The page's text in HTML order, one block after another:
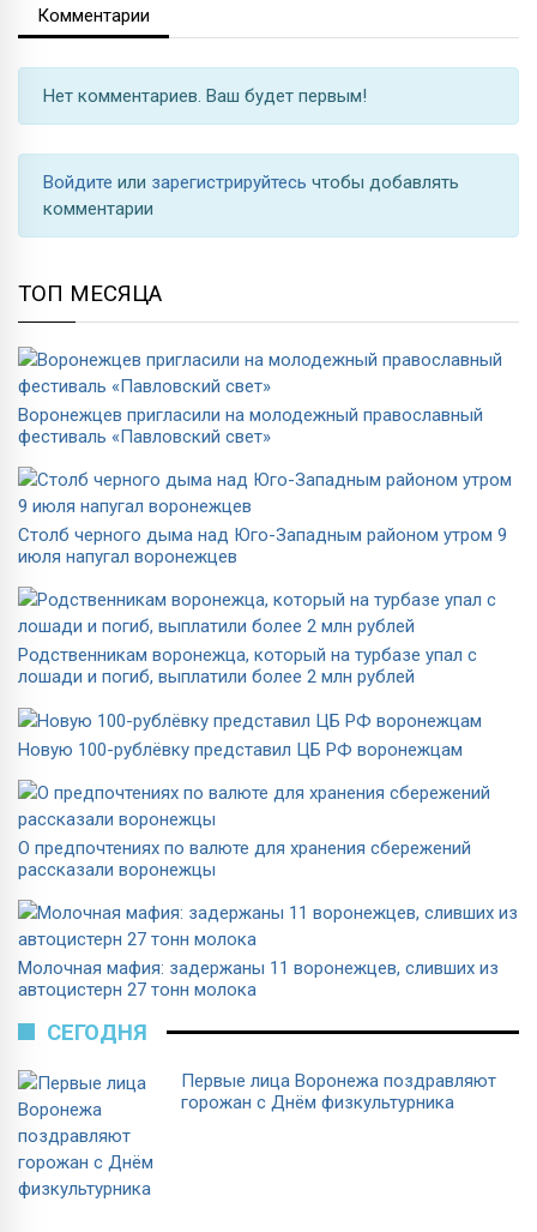
Комментарии
Нет комментариев. Ваш будет первым!
Войдите или зарегистрируйтесь чтобы добавлять
комментарии
ТОП МЕСЯЦА
Воронежцев пригласили на молодежный православный
фестиваль «Павловский свет»
Столб черного дыма над Юго-Западным районом утром 9
июля напугал воронежцев
Родственникам воронежца, который на турбазе упал с
лошади и погиб, выплатили более 2 млн рублей
Новую 100-рублёвку представил ЦБ РФ воронежцам
О предпочтениях по валюте для хранения сбережений
рассказали воронежцы
Молочная мафия: задержаны 11 воронежцев, сливших из
автоцистерн 27 тонн молока
СЕГОДНЯ
Первые лица Воронежа поздравляют
горожан с Днём физкультурника